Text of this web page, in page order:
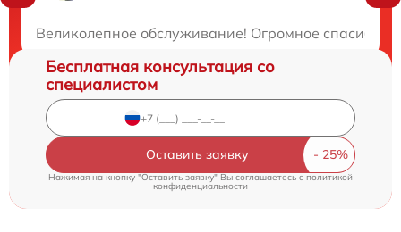
Великолепное обслуживание! Огромное спасибо
Бесплатная консультация со
специалистом
Оставить заявку
Нажимая на кнопку "Оставить заявку" Вы соглашаетесь c политикой
конфиденциальности